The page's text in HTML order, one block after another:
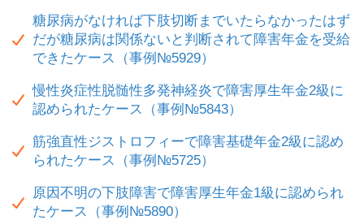
糖尿病がなければ下肢切断までいたらなかったはず
だが糖尿病は関係ないと判断されて障害年金を受給
できたケース（事例№5929）
慢性炎症性脱髄性多発神経炎で障害厚生年金2級に
認められたケース（事例№5843）
筋強直性ジストロフィーで障害基礎年金2級に認め
られたケース（事例№5725）
原因不明の下肢障害で障害厚生年金1級に認められ
たケース（事例№5890）